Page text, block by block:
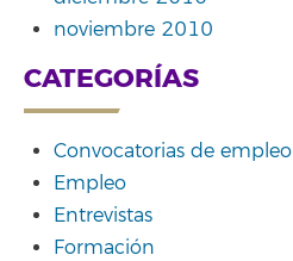
noviembre 2010
CATEGORÍAS
Convocatorias de empleo
Empleo
Entrevistas
Formación